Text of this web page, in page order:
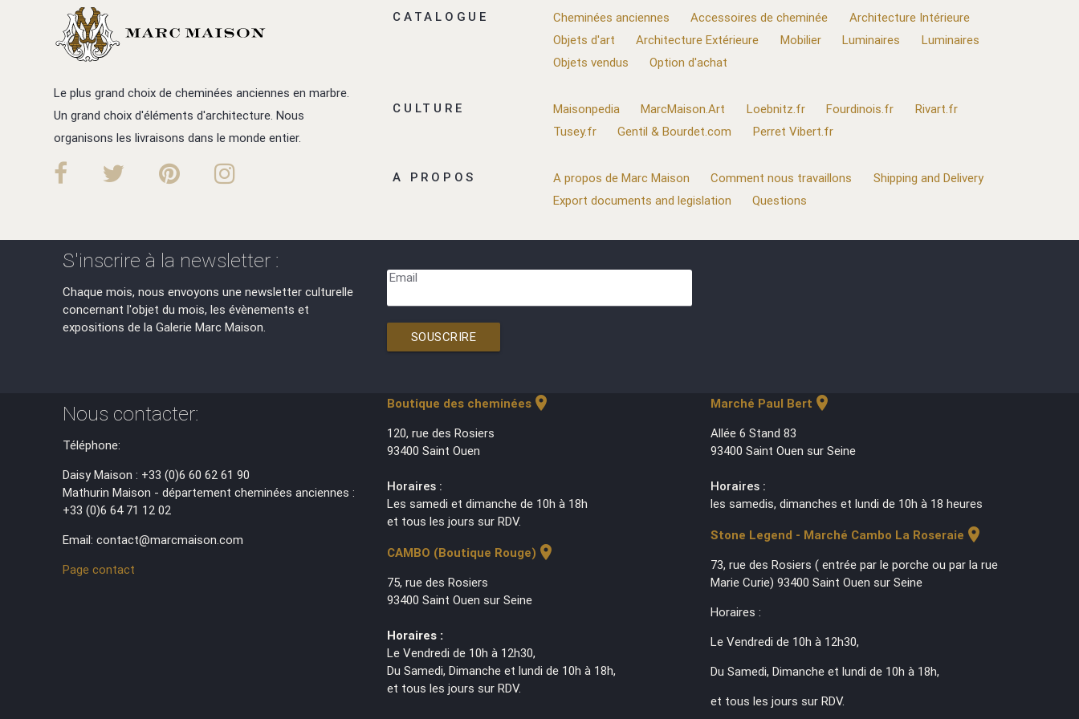
Le plus grand choix de cheminées anciennes en marbre.
Un grand choix d'éléments d'architecture. Nous
organisons les livraisons dans le monde entier.
CATALOGUE Cheminées anciennes Accessoires de cheminée
Architecture Intérieure
Objets d'art
Architecture Extérieure Mobilier Luminaires
Luminaires
Objets vendus
Option d'achat
CULTURE Maisonpedia MarcMaison.Art Loebnitz.fr Fourdinois.fr
Rivart.fr
Tusey.fr
Gentil & Bourdet.com Perret Vibert.fr
A PROPOS A propos de Marc Maison Comment nous travaillons
Shipping and Delivery
Export documents and legislation
Questions
S'inscrire à la newsletter :
Chaque mois, nous envoyons une newsletter culturelle
concernant l'objet du mois, les évènements et
expositions de la Galerie Marc Maison.
Email
SOUSCRIRE
Nous contacter:
Téléphone:
Daisy Maison : +33 (0)6 60 62 61 90
Mathurin Maison - département cheminées anciennes :
+33 (0)6 64 71 12 02
Email: contact@marcmaison.com
Page contact
Boutique des cheminéeslocation_on
120, rue des Rosiers
93400 Saint Ouen
Horaires :
Les samedi et dimanche de 10h à 18h
et tous les jours sur RDV.
CAMBO (Boutique Rouge) location_on
75, rue des Rosiers
93400 Saint Ouen sur Seine
Horaires :
Le Vendredi de 10h à 12h30,
Du Samedi, Dimanche et lundi de 10h à 18h,
et tous les jours sur RDV.
Marché Paul Bert location_on
Allée 6 Stand 83
93400 Saint Ouen sur Seine
Horaires :
les samedis, dimanches et lundi de 10h à 18 heures
Stone Legend - Marché Cambo La Roseraie location_on
73, rue des Rosiers ( entrée par le porche ou par la rue
Marie Curie) 93400 Saint Ouen sur Seine
Horaires :
Le Vendredi de 10h à 12h30,
Du Samedi, Dimanche et lundi de 10h à 18h,
et tous les jours sur RDV.